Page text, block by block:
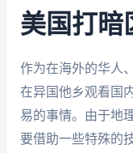
美国打暗
作为在海外的华人
在异国他乡观看国
易的事情。由于地
要借助一些特殊的